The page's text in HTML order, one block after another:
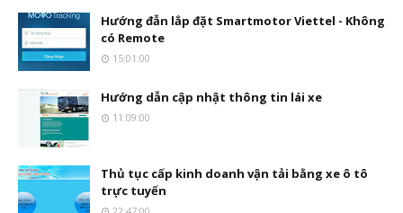
Hướng đẫn lắp đặt Smartmotor Viettel - Không
có Remote
15:01:00
Hướng dẫn cập nhật thông tin lái xe
11:09:00
Thủ tục cấp kinh doanh vận tải bằng xe ô tô
trực tuyến